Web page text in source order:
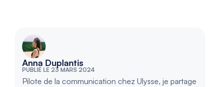
Anna Duplantis
PUBLIÉ LE 23 MARS 2024
Pilote de la communication chez Ulysse, je partage